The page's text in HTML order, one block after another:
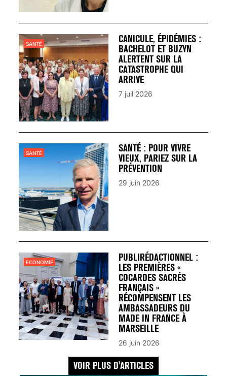
CANICULE, ÉPIDÉMIES :
BACHELOT ET BUZYN
ALERTENT SUR LA
CATASTROPHE QUI
ARRIVE
SANTÉ
7 juil 2026
SANTÉ : POUR VIVRE
VIEUX, PARIEZ SUR LA
PRÉVENTION
SANTÉ
29 juin 2026
PUBLIRÉDACTIONNEL :
LES PREMIÈRES «
COCARDES SACRÉS
FRANÇAIS »
RÉCOMPENSENT LES
AMBASSADEURS DU
MADE IN FRANCE À
MARSEILLE
ECONOMIE
26 juin 2026
VOIR PLUS D'ARTICLES
30 mai 2023
SCANNER, IRM, RADIO,
POUR TOUTES LES
MALADIES
18 juil 2022